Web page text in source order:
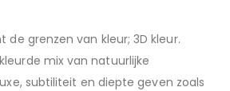
de grenzen van kleur; 3D kleur.
mix van natuurlijke
subtiliteit en diepte geven zoals